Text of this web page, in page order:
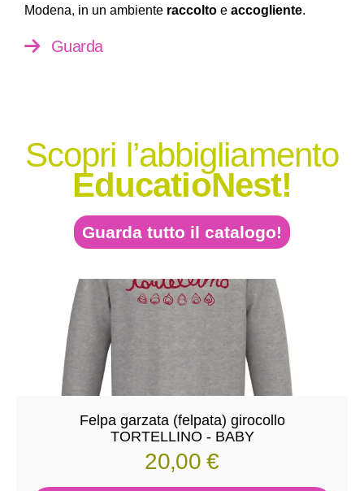
Modena, in un ambiente raccolto e accogliente.
Guarda
Scopri l’abbigliamento
EducatioNest!
Guarda tutto il catalogo!
Felpa garzata (felpata) girocollo
TORTELLINO - BABY
20,00€